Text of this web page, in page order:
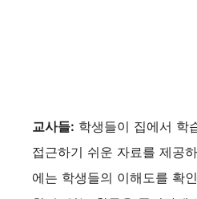
교사들: 학생들이 집에서 학
접근하기 쉬운 자료를 제공
에는 학생들의 이해도를 확